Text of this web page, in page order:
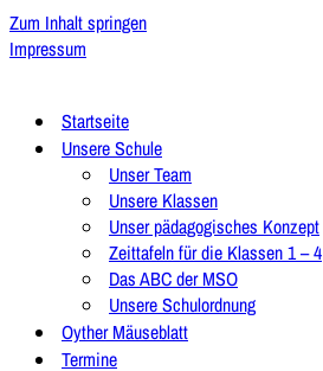
Zum Inhalt springen
Impressum
Startseite
Unsere Schule
Unser Team
Unsere Klassen
Unser pädagogisches Konzept
Zeittafeln für die Klassen 1 – 4
Das ABC der MSO
Unsere Schulordnung
Oyther Mäuseblatt
Termine